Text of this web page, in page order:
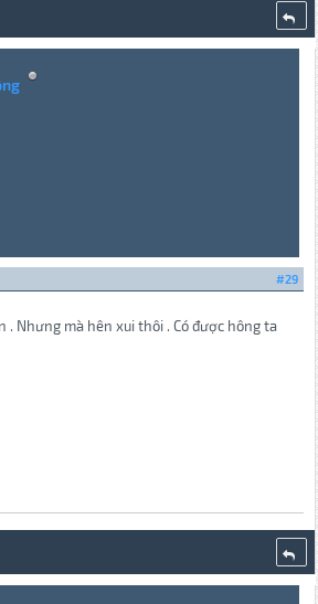
#29
. Nhưng mà hên xui thôi . Có được hông ta